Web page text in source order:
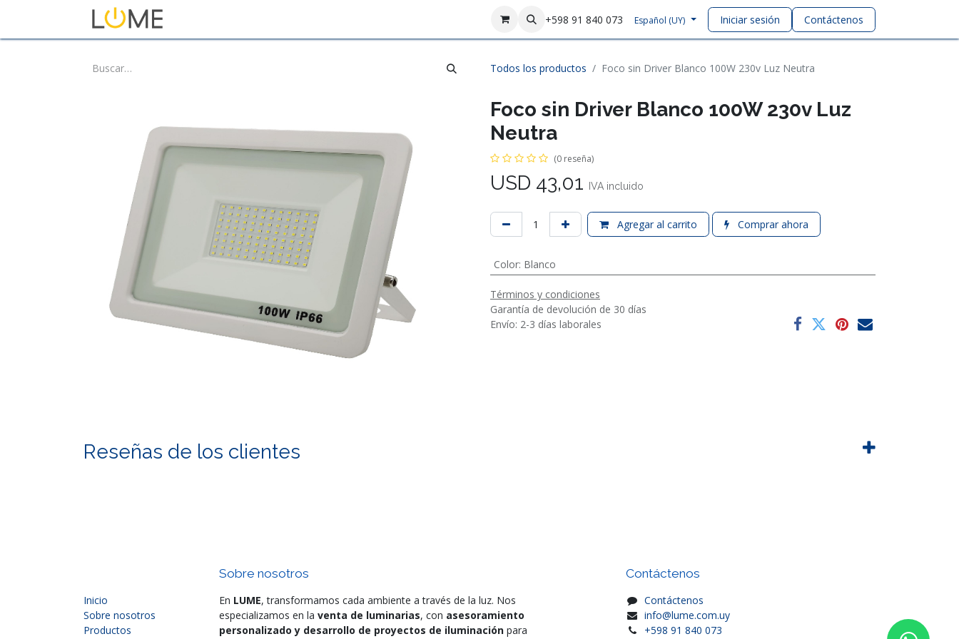
+598 91 840 073 Español (UY) Iniciar sesión Contáctenos
Todos los productos Foco sin Driver Blanco 100W 230v Luz Neutra
Foco sin Driver Blanco 100W 230v Luz
Neutra
(0 reseña)
USD 43,01 IVA incluido
Agregar al carrito Comprar ahora
Color: Blanco
Términos y condiciones
Garantía de devolución de 30 días
Envío: 2-3 días laborales
Reseñas de los clientes
Inicio
Sobre nosotros
Productos
Sobre nosotros
En LUME, transformamos cada ambiente a través de la luz. Nos
especializamos en la venta de luminarias, con asesoramiento
personalizado y desarrollo de proyectos de iluminación para
Contáctenos
Contáctenos
info@lume.com.uy
+598 91 840 073